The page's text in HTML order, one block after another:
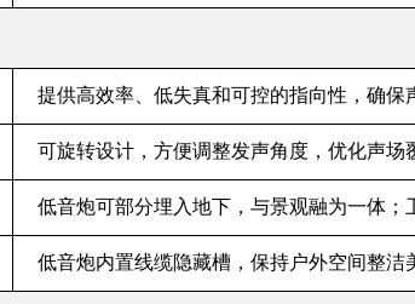
提供高效率、低失真和可控的指向性，确保
可旋转设计，方便调整发声角度，优化声场
低音炮可部分埋入地下，与景观融为一体
低音炮内置线缆隐藏槽，保持户外空间整洁